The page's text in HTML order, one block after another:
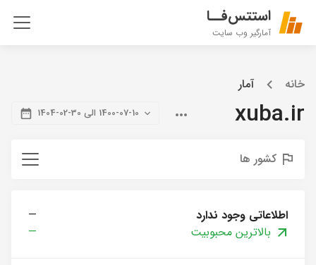
استتس‌فــا
آمارگیر وب سایت
خانه آمار
xuba.ir 1400-07-10 الی 30-02-1404
کشور ها
اطلاعاتی وجود ندارد
—
بالاترین محبوبیت
—